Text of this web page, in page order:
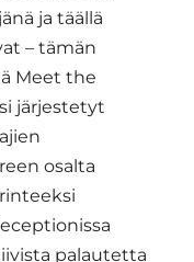
ja täällä
– tämän
Meet the
järjestetyt
osalta
palautetta